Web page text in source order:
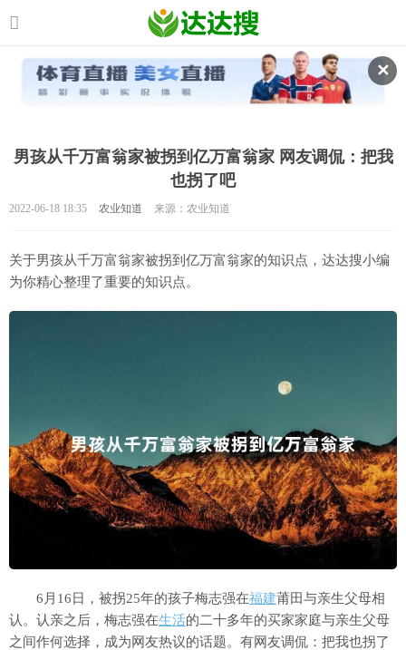
✕
男孩从千万富翁家被拐到亿万富翁家 网友调侃：把我
也拐了吧
2022-06-18 18:35 农业知道 来源：农业知道
关于男孩从千万富翁家被拐到亿万富翁家的知识点，达达搜小编
为你精心整理了重要的知识点。
6月16日，被拐25年的孩子梅志强在福建莆田与亲生父母相
认。认亲之后，梅志强在生活的二十多年的买家家庭与亲生父母
之间作何选择，成为网友热议的话题。有网友调侃：把我也拐了